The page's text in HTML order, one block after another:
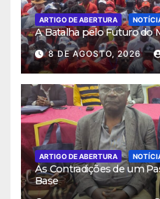
ARTIGO DE ABERTURA
A Batalha pelo Futuro do
8 DE AGOSTO, 2026
ARTIGO DE ABERTURA
As Contradições de um
Base